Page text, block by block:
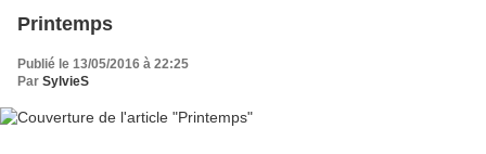
Printemps
Publié le 13/05/2016 à 22:25
Par SylvieS